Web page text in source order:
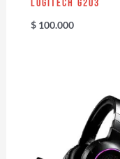
Logitech G203
$100.000